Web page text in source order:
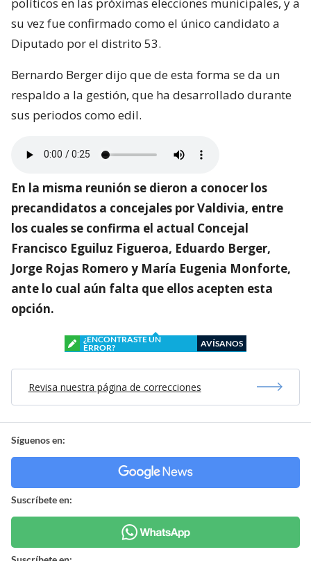
su vez fue confirmado como el único candidato a
Diputado por el distrito 53.
Bernardo Berger dijo que de esta forma se da un
respaldo a la gestión, que ha desarrollado durante
sus periodos como edil.
En la misma reunión se dieron a conocer los
precandidatos a concejales por Valdivia, entre
los cuales se confirma el actual Concejal
Francisco Eguiluz Figueroa, Eduardo Berger,
Jorge Rojas Romero y María Eugenia Monforte,
ante lo cual aún falta que ellos acepten esta
opción.
¿ENCONTRASTE UN
ERROR?
AVÍSANOS
Revisa nuestra página de correcciones
Síguenos en:
Suscríbete en: